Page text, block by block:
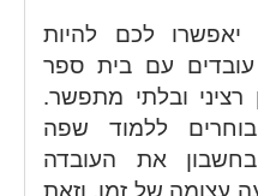
יאפשרו לכם להיות
עם בית ספר
רציני ובלתי מתפשר.
ללמוד שפה
את העובדה
עצומה של זמן, וזאת